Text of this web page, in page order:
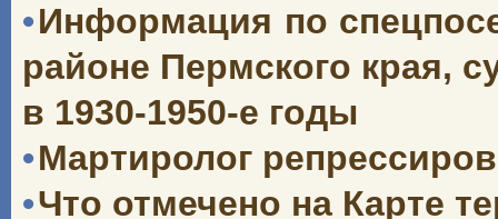
•Информация по
районе Пермского края,
в 1930-1950-е годы
•Мартиролог
•Что отмечено на Карте